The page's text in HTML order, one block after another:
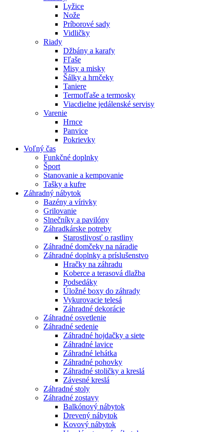
Lyžice
Nože
Príborové sady
Vidličky
Riady
Džbány a karafy
Fľaše
Misy a misky
Šálky a hrnčeky
Taniere
Termofľaše a termosky
Viacdielne jedálenské servisy
Varenie
Hrnce
Panvice
Pokrievky
Voľný čas
Funkčné doplnky
Šport
Stanovanie a kempovanie
Tašky a kufre
Záhradný nábytok
Bazény a vírivky
Grilovanie
Slnečníky a pavilóny
Záhradkárske potreby
Starostlivosť o rastliny
Záhradné domčeky na náradie
Záhradné doplnky a príslušenstvo
Hračky na záhradu
Koberce a terasová dlažba
Podsedáky
Úložné boxy do záhrady
Vykurovacie telesá
Záhradné dekorácie
Záhradné osvetlenie
Záhradné sedenie
Záhradné hojdačky a siete
Záhradné lavice
Záhradné lehátka
Záhradné pohovky
Záhradné stoličky a kreslá
Závesné kreslá
Záhradné stoly
Záhradné zostavy
Balkónový nábytok
Drevený nábytok
Kovový nábytok